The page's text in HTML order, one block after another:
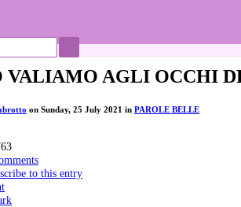
VALIAMO AGLI OCCHI
on Sunday, 25 July 2021 in PAROLE BELLE
to this entry